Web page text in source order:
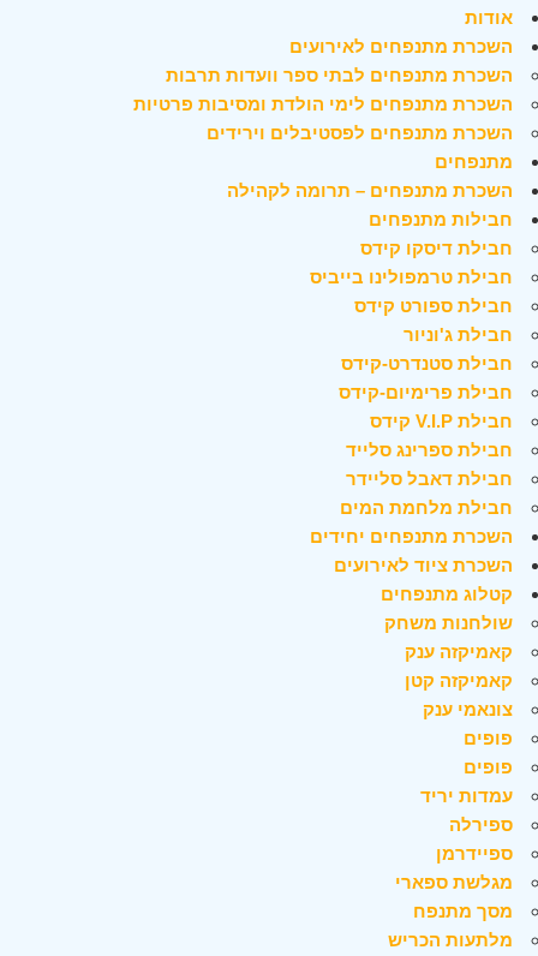
אודות
השכרת מתנפחים לאירועים
השכרת מתנפחים לבתי ספר וועדות תרבות
השכרת מתנפחים לימי הולדת ומסיבות פרטיות
השכרת מתנפחים לפסטיבלים וירידים
מתנפחים
השכרת מתנפחים – תרומה לקהילה
חבילות מתנפחים
חבילת דיסקו קידס
חבילת טרמפולינו בייביס
חבילת ספורט קידס
חבילת ג'וניור
חבילת סטנדרט-קידס
חבילת פרימיום-קידס
חבילת V.I.P קידס
חבילת ספרינג סלייד
חבילת דאבל סליידר
חבילת מלחמת המים
השכרת מתנפחים יחידים
השכרת ציוד לאירועים
קטלוג מתנפחים
שולחנות משחק
קאמיקזה ענק
קאמיקזה קטן
צונאמי ענק
פופים
פופים
עמדות יריד
ספירלה
ספיידרמן
מגלשת ספארי
מסך מתנפח
מלתעות הכריש